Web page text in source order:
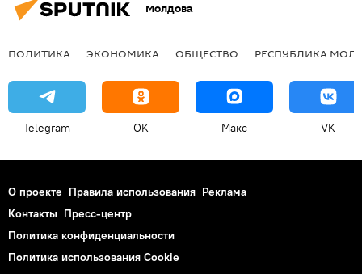
Молдова
ПОЛИТИКА ЭКОНОМИКА ОБЩЕСТВО РЕСПУБЛИКА
Telegram OK Макс VK
О проекте Правила использования Реклама
Контакты Пресс-центр
Политика конфиденциальности
Политика использования Cookie